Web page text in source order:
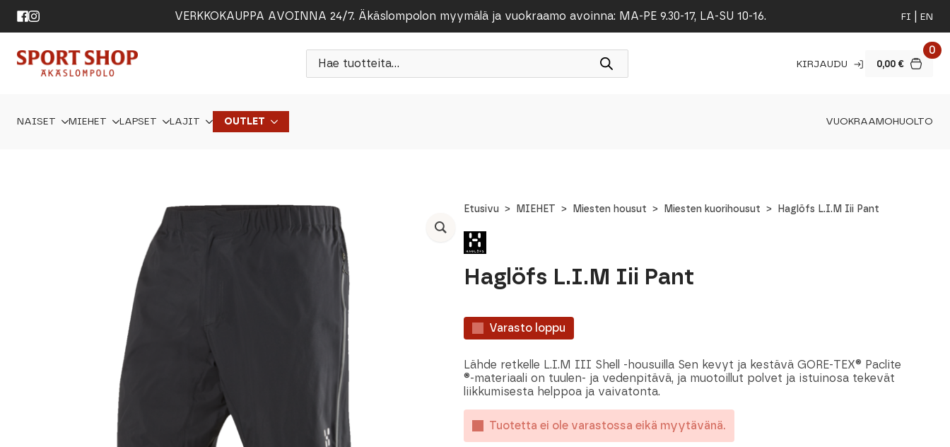
VERKKOKAUPPA AVOINNA 24/7. Äkäslompolon myymälä ja vuokraamo avoinna: MA-PE 9.30-17, LA-SU 10-16. FI EN
Products
search
KIRJAUDU 0,00 €
0
NAISET MIEHET LAPSET LAJIT OUTLET VUOKRAAMOHUOLTO
Etusivu MIEHET Miesten housut Miesten kuorihousut Haglöfs L.I.M Iii Pant
Haglöfs L.I.M Iii Pant
Varasto loppu
Lähde retkelle L.I.M III Shell -housuilla Sen kevyt ja kestävä GORE-TEX® Paclite
®-materiaali on tuulen- ja vedenpitävä, ja muotoillut polvet ja istuinosa tekevät
liikkumisesta helppoa ja vaivatonta.
Tuotetta ei ole varastossa eikä myytävänä.